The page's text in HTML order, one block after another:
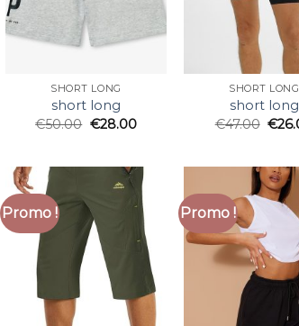
SHORT LONG
short long
€50.00 €28.00
SHORT LONG
short long
€47.00 €
Promo ! Promo !